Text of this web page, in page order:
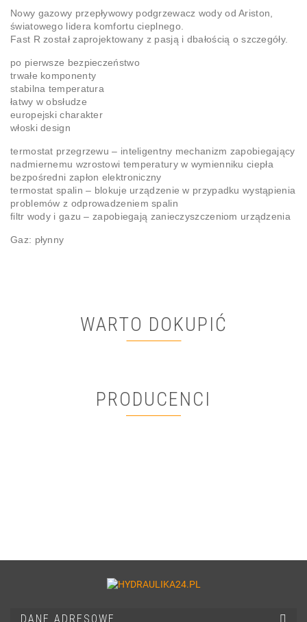
Nowy gazowy przepływowy podgrzewacz wody od Ariston,
światowego lidera komfortu cieplnego.
Fast R został zaprojektowany z pasją i dbałością o szczegóły.
po pierwsze bezpieczeństwo
trwałe komponenty
stabilna temperatura
łatwy w obsłudze
europejski charakter
włoski design
termostat przegrzewu – inteligentny mechanizm zapobiegający
nadmiernemu wzrostowi temperatury w wymienniku ciepła
bezpośredni zapłon elektroniczny
termostat spalin – blokuje urządzenie w przypadku wystąpienia
problemów z odprowadzeniem spalin
filtr wody i gazu – zapobiegają zanieczyszczeniom urządzenia
Gaz: płynny
WARTO DOKUPIĆ
PRODUCENCI
DANE ADRESOWE